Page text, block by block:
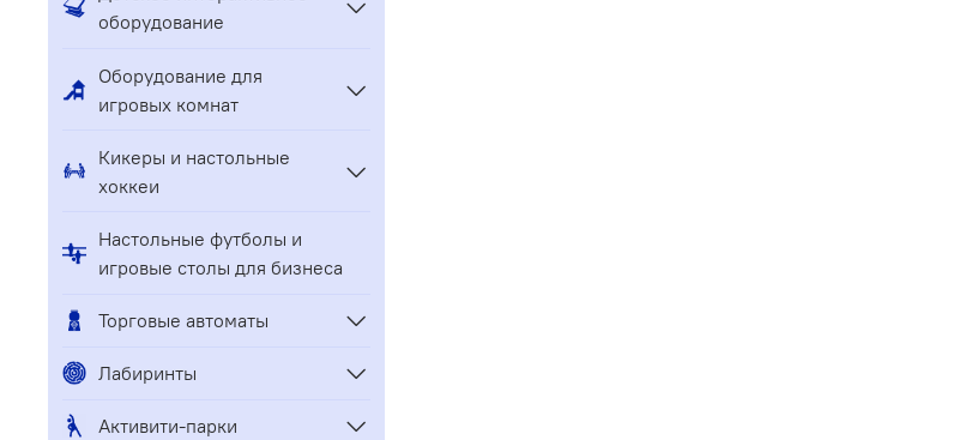
оборудование
Оборудование для
игровых комнат
Кикеры и настольные
хоккеи
Настольные футболы и
игровые столы для бизнеса
Торговые автоматы
Лабиринты
Активити-парки